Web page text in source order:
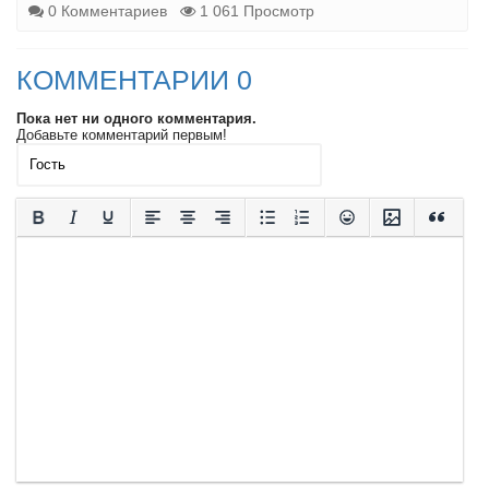
0 Комментариев
1 061 Просмотр
КОММЕНТАРИИ 0
Пока нет ни одного комментария.
Добавьте комментарий первым!